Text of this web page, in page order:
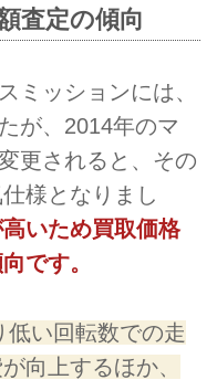
査定の傾向
ミッションには、
が、2014年のマ
更されると、その
様となりまし
いため買取価格
です。
低い回転数での走
向上するほか、